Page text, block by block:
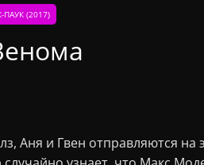
(2017)
Аня и Гвен отправляются